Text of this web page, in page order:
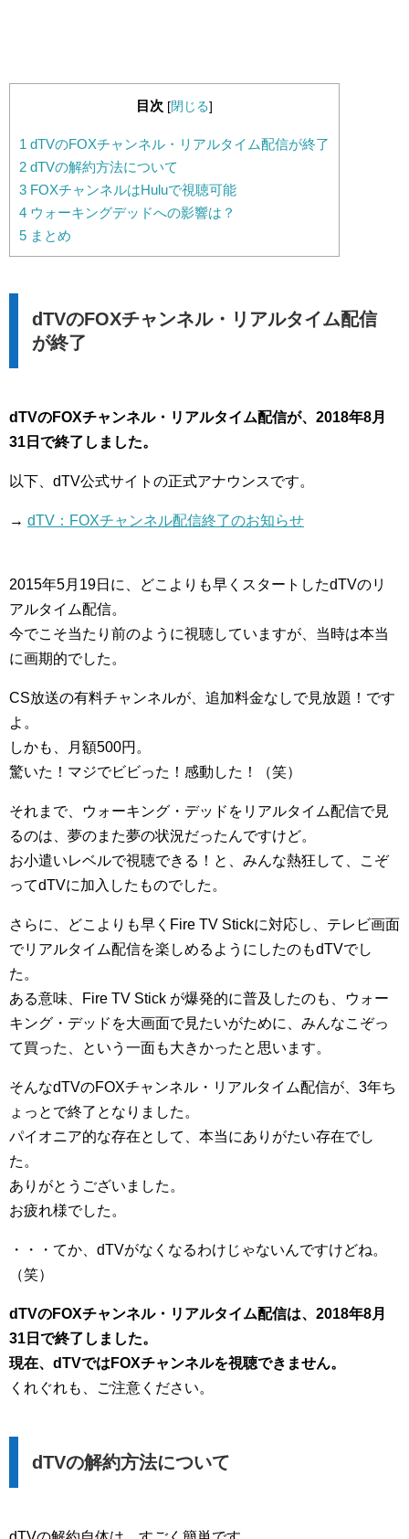
目次 [閉じる]
1 dTVのFOXチャンネル・リアルタイム配信が終了
2 dTVの解約方法について
3 FOXチャンネルはHuluで視聴可能
4 ウォーキングデッドへの影響は？
5 まとめ
dTVのFOXチャンネル・リアルタイム配信
が終了
dTVのFOXチャンネル・リアルタイム配信が、2018年8月
31日で終了しました。
以下、dTV公式サイトの正式アナウンスです。
→ dTV：FOXチャンネル配信終了のお知らせ
2015年5月19日に、どこよりも早くスタートしたdTVのリ
アルタイム配信。
今でこそ当たり前のように視聴していますが、当時は本当
に画期的でした。
CS放送の有料チャンネルが、追加料金なしで見放題！です
よ。
しかも、月額500円。
驚いた！マジでビビった！感動した！（笑）
それまで、ウォーキング・デッドをリアルタイム配信で見
るのは、夢のまた夢の状況だったんですけど。
お小遣いレベルで視聴できる！と、みんな熱狂して、こぞ
ってdTVに加入したものでした。
さらに、どこよりも早くFire TV Stickに対応し、テレビ画面
でリアルタイム配信を楽しめるようにしたのもdTVでし
た。
ある意味、Fire TV Stick が爆発的に普及したのも、ウォー
キング・デッドを大画面で見たいがために、みんなこぞっ
て買った、という一面も大きかったと思います。
そんなdTVのFOXチャンネル・リアルタイム配信が、3年ち
ょっとで終了となりました。
パイオニア的な存在として、本当にありがたい存在でし
た。
ありがとうございました。
お疲れ様でした。
・・・てか、dTVがなくなるわけじゃないんですけどね。
（笑）
dTVのFOXチャンネル・リアルタイム配信は、2018年8月
31日で終了しました。
現在、dTVではFOXチャンネルを視聴できません。
くれぐれも、ご注意ください。
dTVの解約方法について